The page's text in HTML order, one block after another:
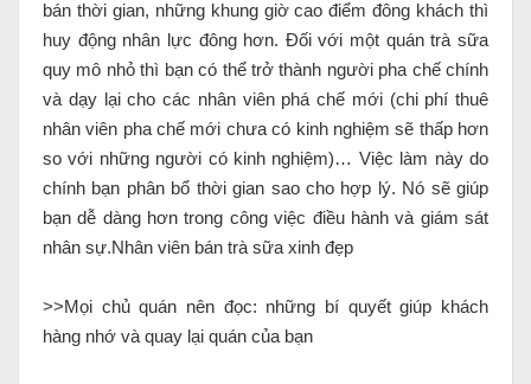
bán thời gian, những khung giờ cao điểm đông khách thì
huy động nhân lực đông hơn. Đối với một quán trà sữa
quy mô nhỏ thì bạn có thể trở thành người pha chế chính
và dạy lại cho các nhân viên phá chế mới (chi phí thuê
nhân viên pha chế mới chưa có kinh nghiệm sẽ thấp hơn
so với những người có kinh nghiệm)… Việc làm này do
chính bạn phân bổ thời gian sao cho hợp lý. Nó sẽ giúp
bạn dễ dàng hơn trong công việc điều hành và giám sát
nhân sự.Nhân viên bán trà sữa xinh đẹp
>>Mọi chủ quán nên đọc: những bí quyết giúp khách
hàng nhớ và quay lại quán của bạn